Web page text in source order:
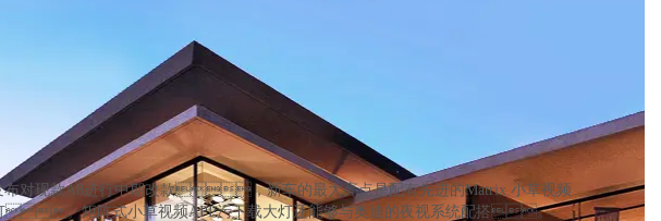
对现款A8进行中期改款，新车的最大亮点是配有先进的Matrix 小草视频
。矩阵式小草视频APP污下载大灯还能够与奥迪的夜视系统配搭。